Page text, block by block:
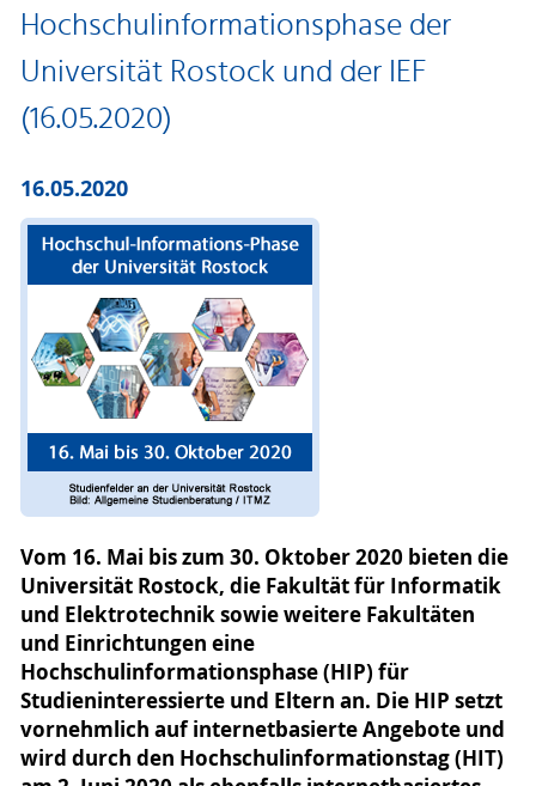
Hochschulinformationsphase der
Universität Rostock und der IEF
(16.05.2020)
16.05.2020
Vom 16. Mai bis zum 30. Oktober 2020 bieten die
Universität Rostock, die Fakultät für Informatik
und Elektrotechnik sowie weitere Fakultäten
und Einrichtungen eine
Hochschulinformationsphase (HIP) für
Studieninteressierte und Eltern an. Die HIP setzt
vornehmlich auf internetbasierte Angebote und
wird durch den Hochschulinformationstag (HIT)